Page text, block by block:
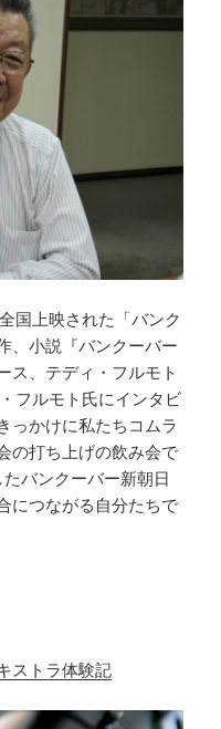
国上映された「バンク
、小説『バンクーバー
ス、テディ・フルモト
フルモト氏にインタビ
っかけに私たちコムラ
の打ち上げの飲み会で
バンクーバー新朝日
につながる自分たちで
ストラ体験記